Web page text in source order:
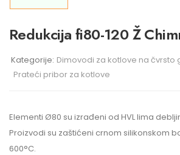
Redukcija fi80-120 Ž
Kategorije: Dimovodi za kotlove na čvrsto
Prateći pribor za kotlove
Elementi Ø80 su izrađeni od HVL lima
Proizvodi su zaštićeni crnom silikonskom
600°C.